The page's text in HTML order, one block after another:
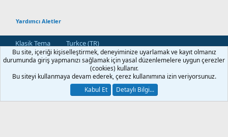
Yardımcı Aletler
Klasik Tema
Turkce (TR)
Bize Ulaşın
Kullanım ve Şartlar Gizlilik Politikası
Yardım
R
S
Community platform by XenForo® © 2010-2026 XenForo Ltd.
[XGT] Forum statistics system- XenGenTr
Bu site, içeriği kişiselleştirmek, deneyiminize uyarlamak ve kayıt olmanız
durumunda giriş yapmanızı sağlamak için yasal düzenlemelere uygun çerezler
(cookies) kullanır.
Bu siteyi kullanmaya devam ederek, çerez kullanımına izin veriyorsunuz.
Kabul Et
Detaylı Bilgi...